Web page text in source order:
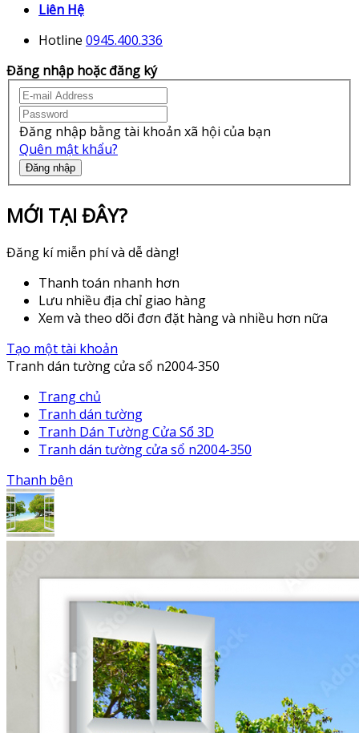
Liên Hệ
Hotline 0945.400.336
Đăng nhập hoặc đăng ký
Đăng nhập bằng tài khoản xã hội của bạn
Quên mật khẩu?
Đăng nhập
MỚI TẠI ĐÂY?
Đăng kí miễn phí và dễ dàng!
Thanh toán nhanh hơn
Lưu nhiều địa chỉ giao hàng
Xem và theo dõi đơn đặt hàng và nhiều hơn nữa
Tạo một tài khoản
Tranh dán tường cửa sổ n2004-350
Trang chủ
Tranh dán tường
Tranh Dán Tường Cửa Sổ 3D
Tranh dán tường cửa sổ n2004-350
Thanh bên